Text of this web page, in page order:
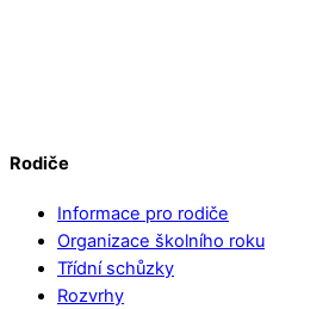
Rodiče
Informace pro rodiče
Organizace školního roku
Třídní schůzky
Rozvrhy